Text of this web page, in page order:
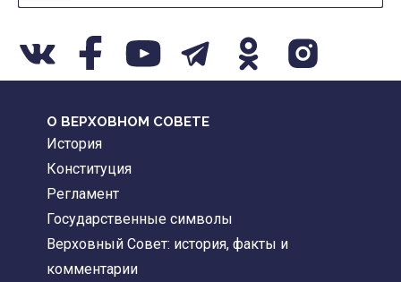
О ВЕРХОВНОМ СОВЕТЕ
История
Конституция
Регламент
Государственные символы
Верховный Совет: история, факты и
комментарии